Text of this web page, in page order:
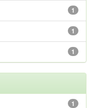
1
1
1
1